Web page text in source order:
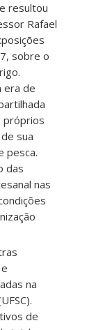
resultou
Rafael
sobre o
era de
próprios
sua
pesca.
das
nas
na
de